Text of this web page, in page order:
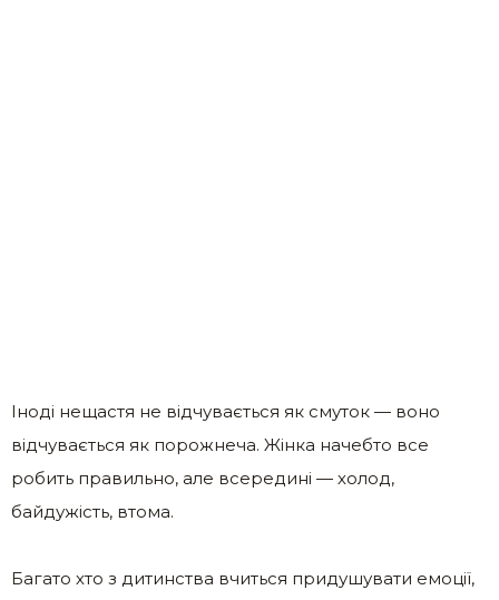
Іноді нещастя не відчувається як смуток — воно
відчувається як порожнеча. Жінка начебто все
робить правильно, але всередині — холод,
байдужість, втома.
Багато хто з дитинства вчиться придушувати емоції,